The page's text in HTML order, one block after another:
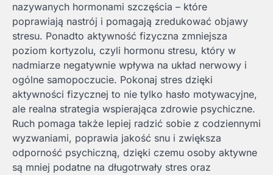
nazywanych hormonami szczęścia – które
poprawiają nastrój i pomagają zredukować objawy
stresu. Ponadto aktywność fizyczna zmniejsza
poziom kortyzolu, czyli hormonu stresu, który w
nadmiarze negatywnie wpływa na układ nerwowy i
ogólne samopoczucie. Pokonaj stres dzięki
aktywności fizycznej to nie tylko hasło motywacyjne,
ale realna strategia wspierająca zdrowie psychiczne.
Ruch pomaga także lepiej radzić sobie z codziennymi
wyzwaniami, poprawia jakość snu i zwiększa
odporność psychiczną, dzięki czemu osoby aktywne
są mniej podatne na długotrwały stres oraz